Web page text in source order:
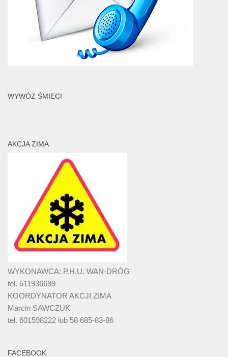
WYWÓZ ŚMIECI
AKCJA ZIMA
WYKONAWCA: P.H.U. WAN-DRÓG
tel. 511936699
KOORDYNATOR AKCJI ZIMA
Marcin SAWCZUK
tel. 601598222 lub 58 685-83-86
FACEBOOK